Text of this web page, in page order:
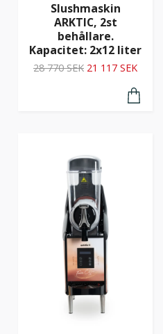
Slushmaskin
ARKTIC, 2st
behållare.
Kapacitet: 2x12 liter
28 770 SEK 21 117 SEK